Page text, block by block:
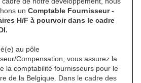
un Comptable Fournisseur -
H/F à pourvoir dans le cadre
au pôle
Compensation, vous assurez la
la comptabilité fournisseurs pour le
de la Belgique. Dans le cadre des